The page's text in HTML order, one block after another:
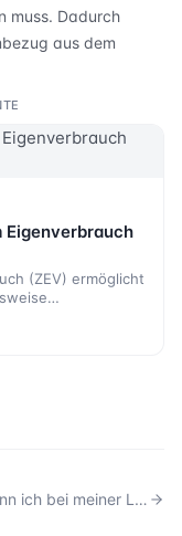
muss. Dadurch
aus dem
Eigenverbrauch
(ZEV) ermöglicht
oder
den Strom einer
öffentliche
innerhalb des
Kann ich bei meiner Liegenschaft einen Zusammenschluss zum Eigenverbrauch (ZEV) umsetzen?